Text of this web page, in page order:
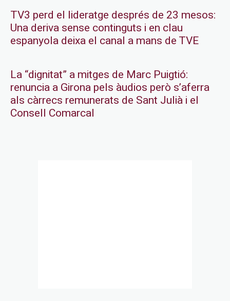
TV3 perd el lideratge després de 23 mesos:
Una deriva sense continguts i en clau
espanyola deixa el canal a mans de TVE
La “dignitat” a mitges de Marc Puigtió:
renuncia a Girona pels àudios però s’aferra
als càrrecs remunerats de Sant Julià i el
Consell Comarcal